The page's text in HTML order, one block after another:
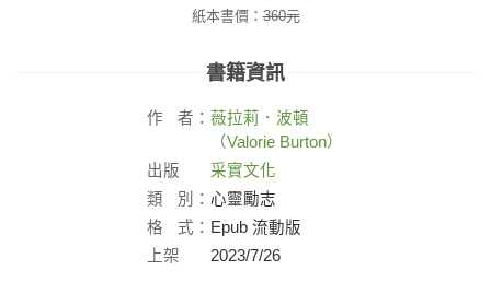
紙本書價：360元
書籍資訊
作 者： 薇拉莉．波頓
（Valorie Burton）
出版
社：
采實文化
類
別： 心靈勵志
格
式： Epub 流動版
上架
2023/7/26